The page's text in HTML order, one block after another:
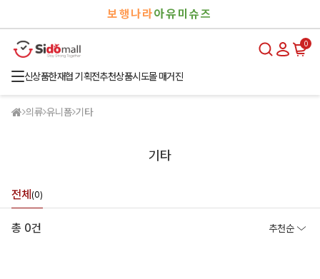
보행나라아유미슈즈
0
신상품한재협 기획전추천상품시도몰 매거진
의류 유니폼 기타
기타
전체 (0)
총 0건 추천순